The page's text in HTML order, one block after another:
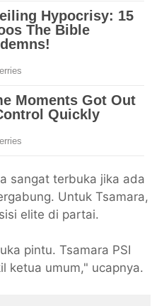
sangat terbuka jika ada
Untuk Tsamara,
elite di partai.
pintu. Tsamara PSI
ketua umum," ucapnya.